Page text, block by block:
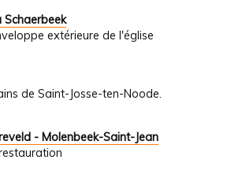
Schaerbeek
extérieure de l'église
de Saint-Josse-ten-Noode.
- Molenbeek-Saint-Jean